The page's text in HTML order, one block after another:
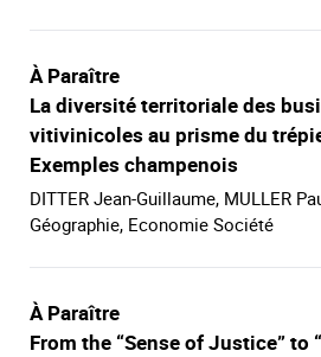
À Paraître
La diversité territoriale des
vitivinicoles au prisme du
Exemples champenois
DITTER Jean-Guillaume, MULLER
Géographie, Economie Société
À Paraître
From the “Sense of Justice” to